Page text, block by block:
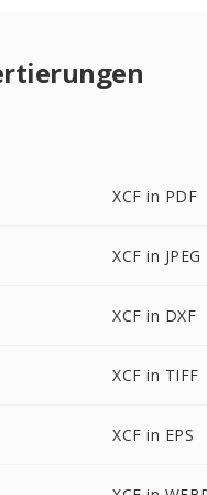
XCF in PDF
XCF in JPEG
XCF in DXF
XCF in TIFF
XCF in EPS